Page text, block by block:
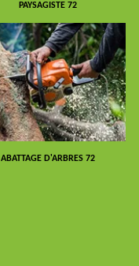
PAYSAGISTE 72
ABATTAGE D'ARBRES 72